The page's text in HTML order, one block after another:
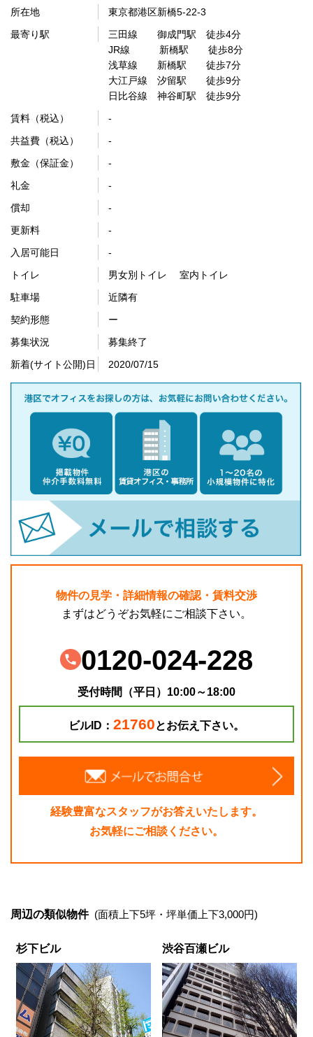
所在地
東京都港区新橋5-22-3
最寄り駅
三田線 御成門駅 徒歩4分
JR線 新橋駅 徒歩8分
浅草線 新橋駅 徒歩7分
大江戸線 汐留駅 徒歩9分
日比谷線 神谷町駅 徒歩9分
賃料（税込）
-
共益費（税込）
-
敷金（保証金）
-
礼金
-
償却
-
更新料
-
入居可能日
-
トイレ
男女別トイレ 室内トイレ
駐車場
近隣有
契約形態
ー
募集状況
募集終了
新着(サイト公開)日
2020/07/15
物件の見学・詳細情報の確認・賃料交渉
まずはどうぞお気軽にご相談下さい。
0120-024-228
受付時間（平日）10:00～18:00
ビルID： 21760とお伝え下さい。
経験豊富なスタッフがお答えいたします。
お気軽にご相談ください。
周辺の類似物件 (面積上下5坪・坪単価上下3,000円)